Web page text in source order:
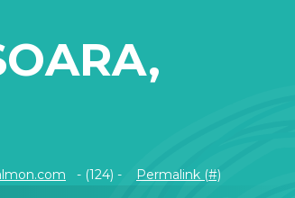
- (124) - Permalink (#)